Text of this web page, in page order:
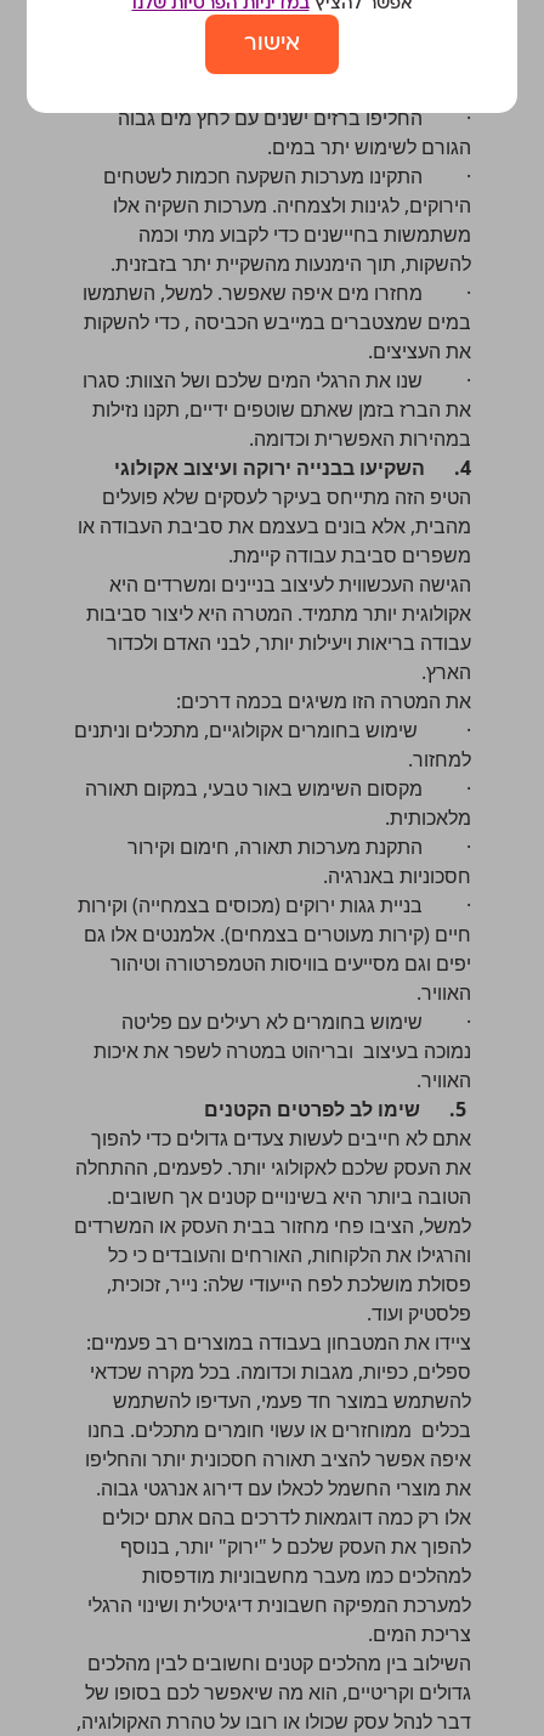
חיסכון במים עוזר לכן להפוך את עסק לאקולוגי
יותר ועל הדרך, לחסוך המון כסף. אז איך עושים
· החליפו ברזים ישנים עם לחץ מים גבוה
הגורם לשימוש יתר במים.
· התקינו מערכות השקעה חכמות לשטחים
הירוקים, לגינות ולצמחיה. מערכות השקיה אלו
משתמשות בחיישנים כדי לקבוע מתי וכמה
להשקות, תוך הימנעות מהשקיית יתר בזבזנית.
· מחזרו מים איפה שאפשר. למשל, השתמשו
במים שמצטברים במייבש הכביסה , כדי להשקות
את העציצים.
· שנו את הרגלי המים שלכם ושל הצוות: סגרו
את הברז בזמן שאתם שוטפים ידיים, תקנו נזילות
במהירות האפשרית וכדומה.
4.
השקיעו בבנייה ירוקה ועיצוב אקולוגי
הטיפ הזה מתייחס בעיקר לעסקים שלא פועלים
מהבית, אלא בונים בעצמם את סביבת העבודה או
משפרים סביבת עבודה קיימת.
הגישה העכשווית לעיצוב בניינים ומשרדים היא
אקולוגית יותר מתמיד. המטרה היא ליצור סביבות
עבודה בריאות ויעילות יותר, לבני האדם ולכדור
הארץ.
את המטרה הזו משיגים בכמה דרכים:
· שימוש בחומרים אקולוגיים, מתכלים וניתנים
למחזור.
· מקסום השימוש באור טבעי, במקום תאורה
מלאכותית.
· התקנת מערכות תאורה, חימום וקירור
חסכוניות באנרגיה.
· בניית גגות ירוקים (מכוסים בצמחייה) וקירות
חיים (קירות מעוטרים בצמחים). אלמנטים אלו גם
יפים וגם מסייעים בוויסות הטמפרטורה וטיהור
האוויר.
· שימוש בחומרים לא רעילים עם פליטה
נמוכה בעיצוב ובריהוט במטרה לשפר את איכות
האוויר.
5.
שימו לב לפרטים הקטנים
אתם לא חייבים לעשות צעדים גדולים כדי להפוך
את העסק שלכם לאקולוגי יותר. לפעמים, ההתחלה
הטובה ביותר היא בשינויים קטנים אך חשובים.
למשל, הציבו פחי מחזור בבית העסק או המשרדים
והרגילו את הלקוחות, האורחים והעובדים כי כל
פסולת מושלכת לפח הייעודי שלה: נייר, זכוכית,
פלסטיק ועוד.
ציידו את המטבחון בעבודה במוצרים רב פעמיים:
ספלים, כפיות, מגבות וכדומה. בכל מקרה שכדאי
להשתמש במוצר חד פעמי, העדיפו להשתמש
בכלים ממוחזרים או עשוי חומרים מתכלים. בחנו
איפה אפשר להציב תאורה חסכונית יותר והחליפו
את מוצרי החשמל לכאלו עם דירוג אנרגטי גבוה.
אלו רק כמה דוגמאות לדרכים בהם אתם יכולים
להפוך את העסק שלכם ל "ירוק" יותר, בנוסף
למהלכים כמו מעבר מחשבוניות מודפסות
למערכת המפיקה חשבונית דיגיטלית ושינוי הרגלי
צריכת המים.
השילוב בין מהלכים קטנים וחשובים לבין מהלכים
גדולים וקריטיים, הוא מה שיאפשר לכם בסופו של
דבר לנהל עסק שכולו או רובו על טהרת האקולוגיה,
אישור